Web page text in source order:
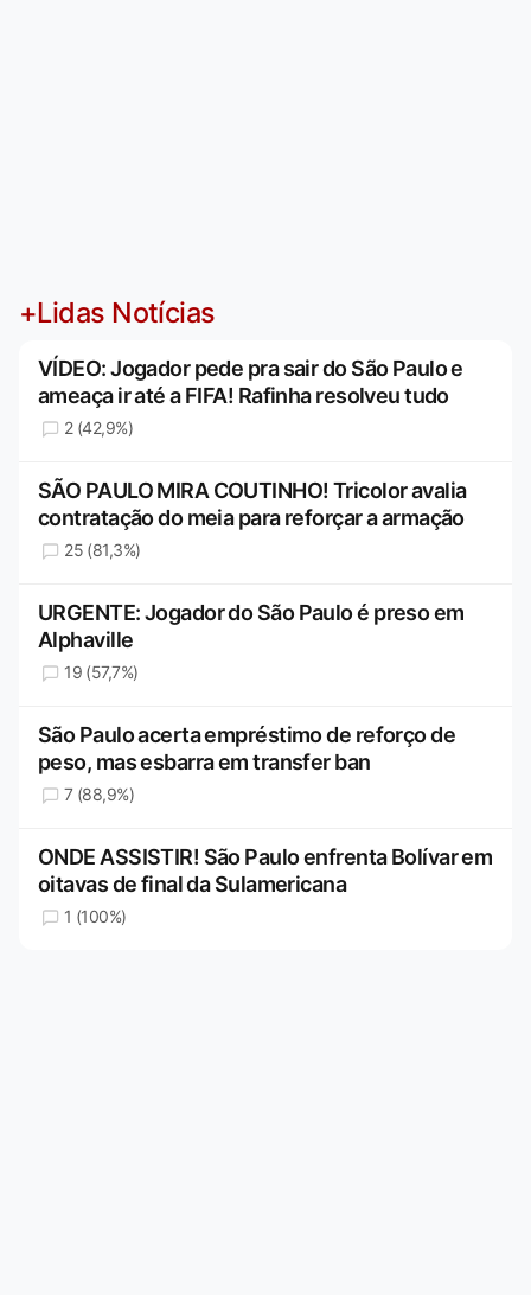
+Lidas Notícias
VÍDEO: Jogador pede pra sair do São Paulo e
ameaça ir até a FIFA! Rafinha resolveu tudo
2 (42,9%)
SÃO PAULO MIRA COUTINHO! Tricolor avalia
contratação do meia para reforçar a armação
25 (81,3%)
URGENTE: Jogador do São Paulo é preso em
Alphaville
19 (57,7%)
São Paulo acerta empréstimo de reforço de
peso, mas esbarra em transfer ban
7 (88,9%)
ONDE ASSISTIR! São Paulo enfrenta Bolívar em
oitavas de final da Sulamericana
1 (100%)